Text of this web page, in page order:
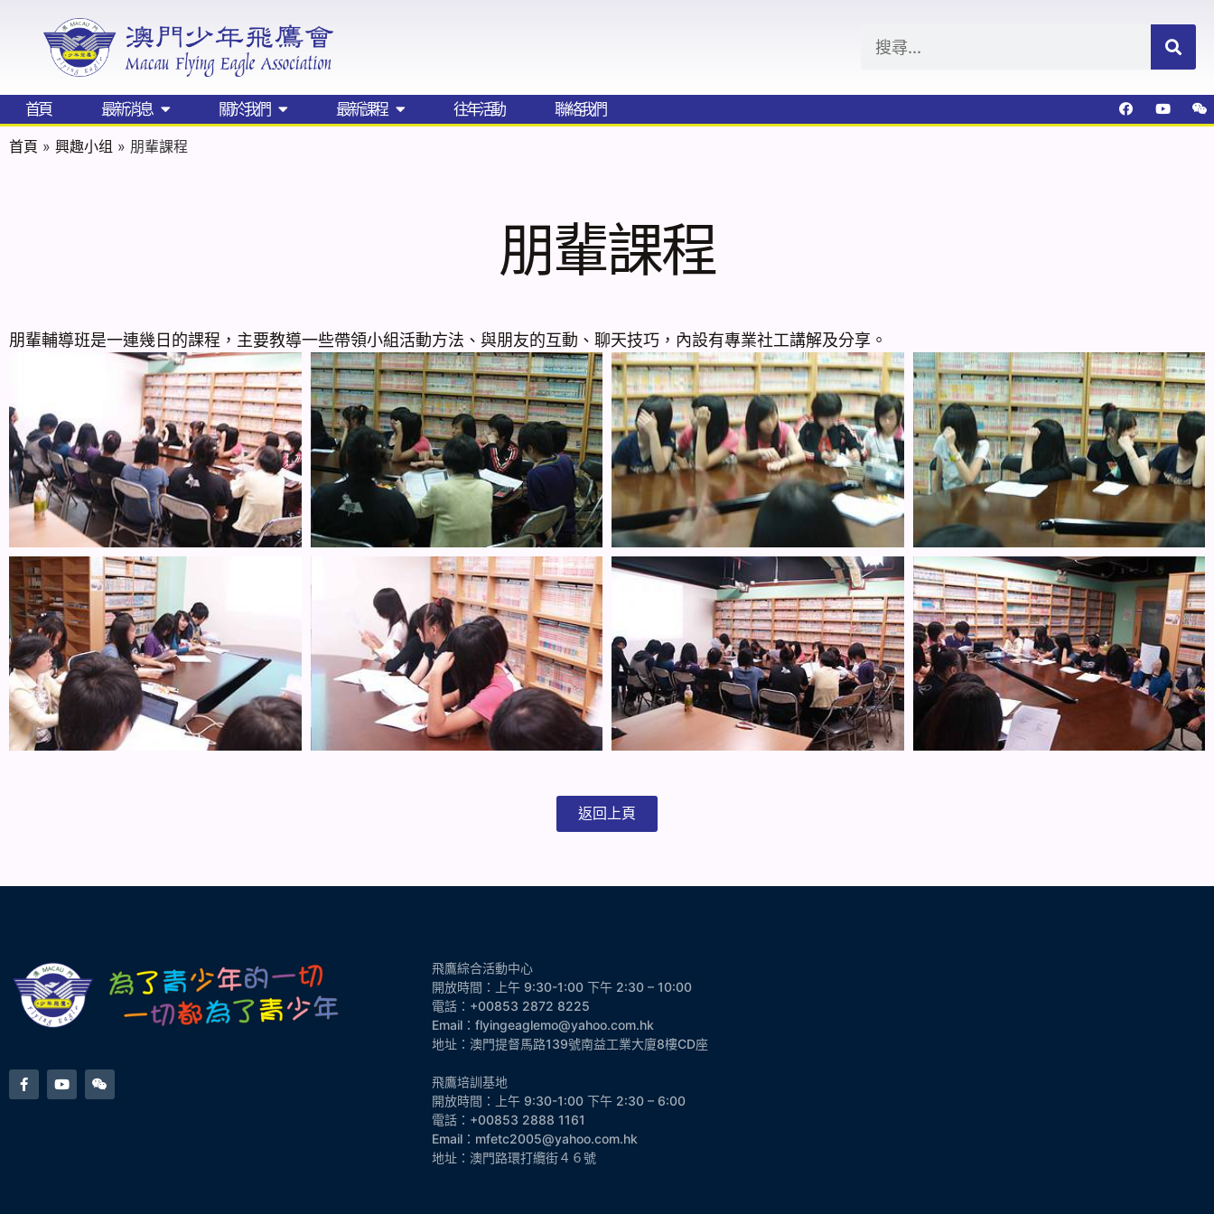
首頁 最新消息 關於我們 最新課程 往年活動 聯絡我們​
首頁 » 興趣小组 » 朋輩課程
朋輩課程
朋輩輔導班是一連幾日的課程，主要教導一些帶領小組活動方法、與朋友的互動、聊天技巧，內設有專業社工講解及分享。
返回上頁
飛鷹綜合活動中心
開放時間：上午 9:30-1:00 下午 2:30 – 10:00
電話：+00853 2872 8225
Email：flyingeaglemo@yahoo.com.hk
地址：澳門提督馬路139號南益工業大廈8樓CD座
飛鷹培訓基地
開放時間：上午 9:30-1:00 下午 2:30 – 6:00
電話：+00853 2888 1161
Email：mfetc2005@yahoo.com.hk
地址：澳門路環打纜街４６號